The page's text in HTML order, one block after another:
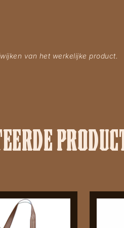
van het werkelijke product.